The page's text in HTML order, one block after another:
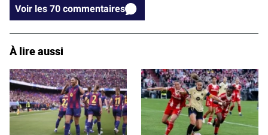
Voir les 70 commentaires
À lire aussi